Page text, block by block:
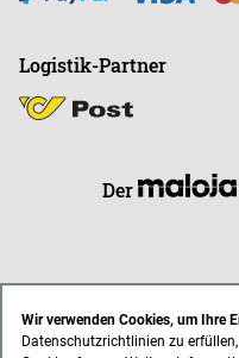
Wir verwenden Cookies, um Ihre
Datenschutzrichtlinien zu
Logistik-Partner
Der
* Alle Preise inkl. gesetzl.